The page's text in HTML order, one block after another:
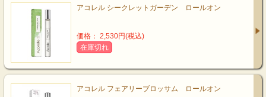
アコレル シークレットガーデン ロールオン
価格： 2,530円(税込)
在庫切れ
アコレル フェアリーブロッサム ロールオン